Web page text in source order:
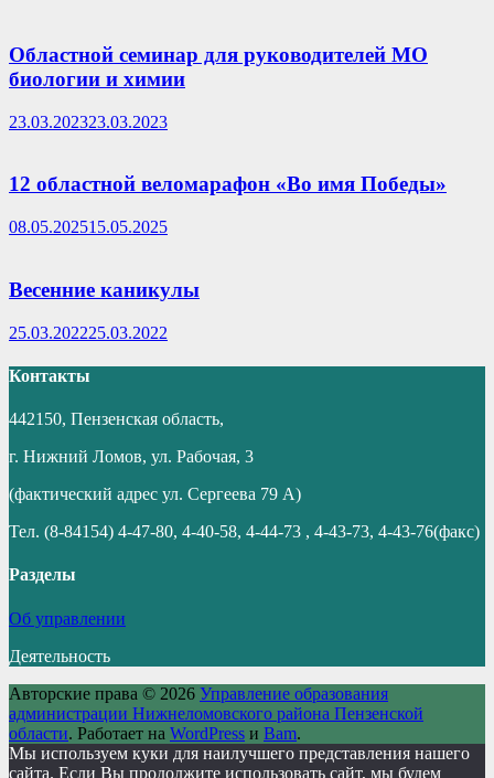
Областной семинар для руководителей МО
биологии и химии
23.03.202323.03.2023
12 областной веломарафон «Во имя Победы»
08.05.202515.05.2025
Весенние каникулы
25.03.202225.03.2022
Контакты
442150, Пензенская область,
г. Нижний Ломов, ул. Рабочая, 3
(фактический адрес ул. Сергеева 79 А)
Тел. (8-84154) 4-47-80, 4-40-58, 4-44-73 , 4-43-73, 4-43-76(факс)
Разделы
Об управлении
Деятельность
Авторские права © 2026 Управление образования
администрации Нижнеломовского района Пензенской
области. Работает на WordPress и Bam.
Мы используем куки для наилучшего представления нашего
сайта. Если Вы продолжите использовать сайт, мы будем